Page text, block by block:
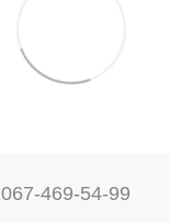
067-469-54-99